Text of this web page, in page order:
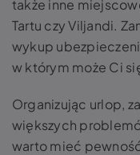
także inne
Tartu czy Viljandi.
wykup
w którym może Ci
Organizując urlop,
większych
warto mieć